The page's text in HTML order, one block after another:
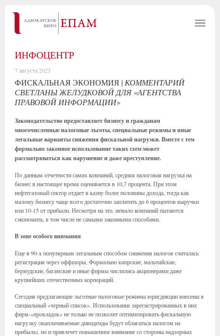
ИНФОЦЕНТР
7 августа 2023
ФИСКАЛЬНАЯ ЭКОНОМИЯ | КОММЕНТАРИЙ
СВЕТЛАНЫ ЖЕЛУДКОВОЙ ДЛЯ «АГЕНТСТВА
ПРАВОВОЙ ИНФОРМАЦИИ»
Законодательство предоставляет бизнесу и гражданам
многочисленные налоговые льготы, специальные режимы и иные
легальные варианты снижения фискальной нагрузки. Вместе с тем
формально законное использование таких схем может
рассматриваться как нарушение и даже преступление.
По данным отчетности самих компаний, средняя налоговая нагрузка на
бизнес в настоящее время оценивается в 10,7 процента. При этом
нефтегазовый сектор отдает в казну более половины дохода, тогда как
малому бизнесу чаще всего достаточно заплатить до 6 процентов выручки
или 10-15 от прибыли. Несмотря на это, немало компаний пытаются
сэкономить, в том числе не самыми законными способами.
В зоне особого внимания
Еще в 90-х популярным легальным способом снижения налогов считалась
регистрация через оффшоры. Формально кипрские, мальтийские,
бермудские, багамские и иные фирмы числились акционерами даже
крупнейших отечественных корпораций.
Сегодня предлагающие льготные налоговые режимы юрисдикции внесены в
специальный «черный список». Использование зарегистрированных в них
фирм-«прокладок» не только не позволит оптимизировать фискальную
нагрузку (выплачиваемые дивиденды будут облагаться налогом на
прибыль), но и привлечет повышенное внимание со стороны надзорных